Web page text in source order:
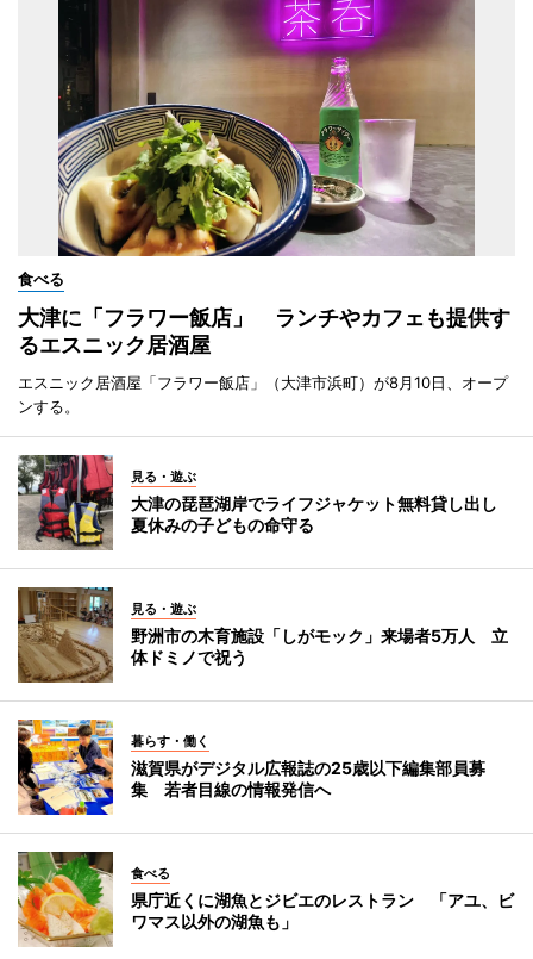
食べる
大津に「フラワー飯店」 ランチやカフェも提供す
るエスニック居酒屋
エスニック居酒屋「フラワー飯店」（大津市浜町）が8月10日、オープ
ンする。
見る・遊ぶ
大津の琵琶湖岸でライフジャケット無料貸し出し
夏休みの子どもの命守る
見る・遊ぶ
野洲市の木育施設「しがモック」来場者5万人 立
体ドミノで祝う
暮らす・働く
滋賀県がデジタル広報誌の25歳以下編集部員募
集 若者目線の情報発信へ
食べる
県庁近くに湖魚とジビエのレストラン 「アユ、ビ
ワマス以外の湖魚も」